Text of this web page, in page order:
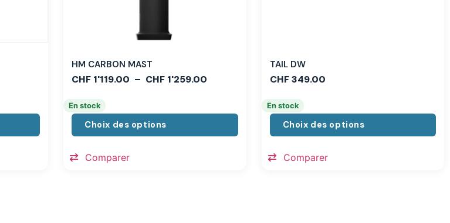
HM CARBON MAST
CHF 1'119.00 – CHF 1'259.00
En stock
Choix des options
Comparer
TAIL DW
CHF349.00
En stock
Choix des options
Comparer